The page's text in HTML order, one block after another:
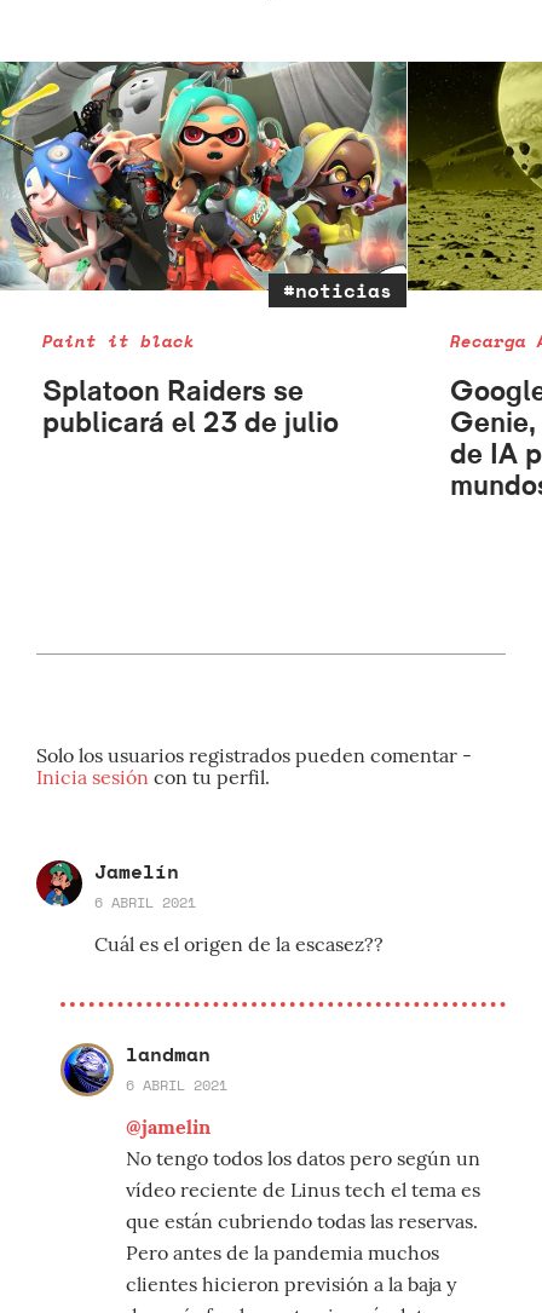
#noticias
Paint it black
Splatoon Raiders se
publicará el 23 de julio
Recarga
de IA
Solo los usuarios registrados pueden comentar -
Inicia sesión con tu perfil.
Jamelín
6 ABRIL 2021
Cuál es el origen de la escasez??
landman
6 ABRIL 2021
@jamelin
No tengo todos los datos pero según un
vídeo reciente de Linus tech el tema es
que están cubriendo todas las reservas.
Pero antes de la pandemia muchos
clientes hicieron previsión a la baja y